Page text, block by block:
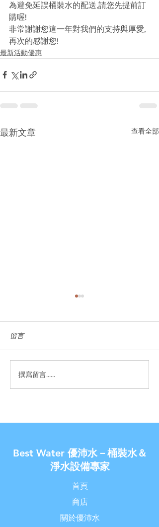
為避免延誤桶裝水的配送,請您先提前訂
購喔!
非常謝謝您這一年對我們的支持與厚愛,
再次的感謝您!
最新活動優惠
最新文章 查看全部
【優沛水 南崁水生活館】-
除舊佈新破盤價
留言
撰寫留言......
Best Water 優沛水－桶裝水＆
淨水設備專家
首頁
商店
關於優沛水